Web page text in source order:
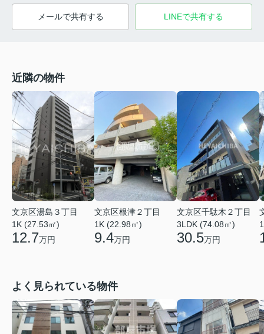
メールで共有する LINEで共有する
近隣の物件
文京区湯島３丁目
1K (27.53㎡)
12.7万円
文京区根津２丁目
1K (22.98㎡)
9.4万円
文京区千駄木２丁目
3LDK (74.08㎡)
30.5万円
よく見られている物件